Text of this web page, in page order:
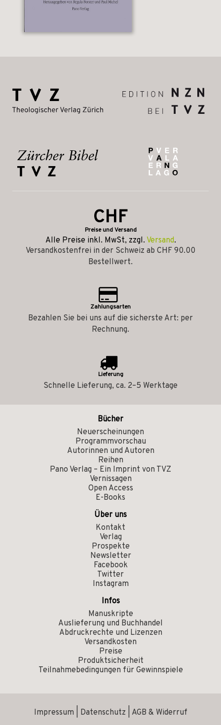
CHF
Preise und Versand
Alle Preise inkl. MwSt, zzgl. Versand.
Versandkostenfrei in der Schweiz ab CHF 90.00
Bestellwert.
Zahlungsarten
Bezahlen Sie bei uns auf die sicherste Art: per
Rechnung.
Lieferung
Schnelle Lieferung, ca. 2–5 Werktage
Bücher
Neuerscheinungen
Programmvorschau
Autorinnen und Autoren
Reihen
Pano Verlag – Ein Imprint von TVZ
Vernissagen
Open Access
E-Books
Über uns
Kontakt
Verlag
Prospekte
Newsletter
Facebook
Twitter
Instagram
Infos
Manuskripte
Auslieferung und Buchhandel
Abdruckrechte und Lizenzen
Versandkosten
Preise
Produktsicherheit
Teilnahmebedingungen für Gewinnspiele
Impressum Datenschutz AGB & Widerruf